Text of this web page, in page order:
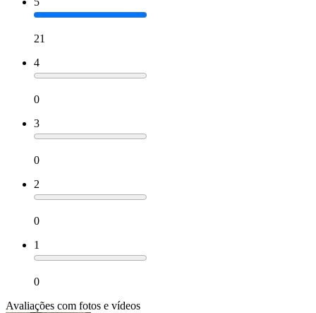
21
4
0
3
0
2
0
1
0
Avaliações com fotos e vídeos